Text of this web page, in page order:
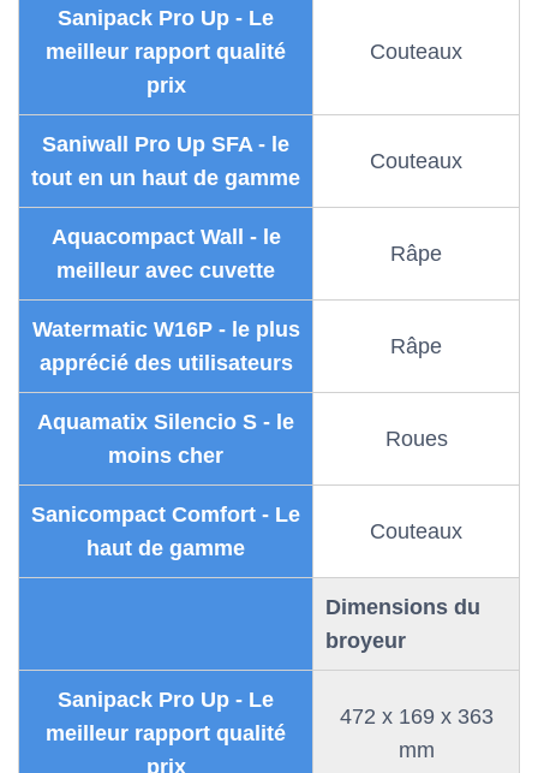
Sanipack Pro Up - Le
meilleur rapport qualité
prix
Couteaux
Saniwall Pro Up SFA - le
tout en un haut de gamme
Couteaux
Aquacompact Wall - le
meilleur avec cuvette
Râpe
Watermatic W16P - le plus
apprécié des utilisateurs
Râpe
Aquamatix Silencio S - le
moins cher
Roues
Sanicompact Comfort - Le
haut de gamme
Couteaux
Dimensions du
broyeur
Sanipack Pro Up - Le
meilleur rapport qualité
prix
472 x 169 x 363
mm